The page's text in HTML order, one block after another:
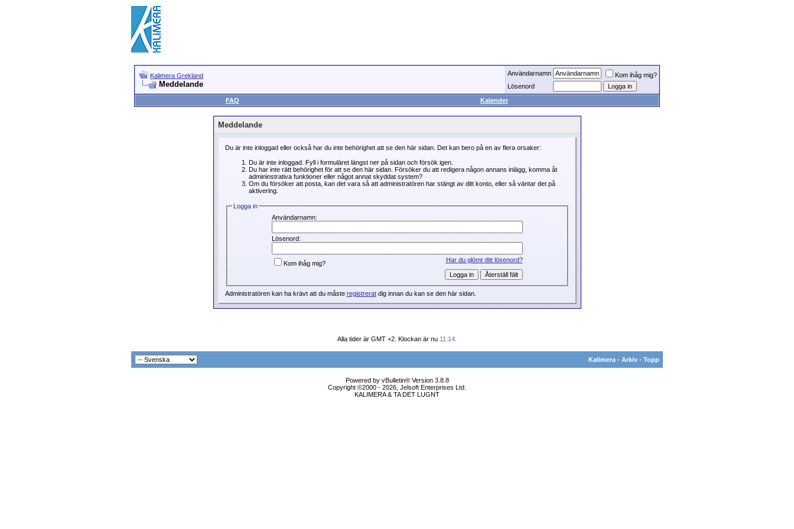
Kalimera Grekland
Meddelande
Användarnamn
Kom ihåg mig?
Lösenord
FAQ
Kalender
Meddelande
Du är inte inloggad eller också har du inte behörighet att se den här sidan. Det kan bero på en av flera orsaker:
Du är inte inloggad. Fyll i formuläret längst ner på sidan och försök igen.
Du har inte rätt behörighet för att se den här sidan. Försöker du att redigera någon annans inlägg, komma åt
admininstrativa funktioner eller något annat skyddat system?
Om du försöker att posta, kan det vara så att administratören har stängt av ditt konto, eller så väntar det på
aktivering.
Logga in
Användarnamn:
Lösenord:
Har du glömt ditt lösenord?
Kom ihåg mig?
Administratören kan ha krävt att du måste registreratdig innan du kan se den här sidan.
Alla tider är GMT +2. Klockan är nu 11:14
Kalimera - Arkiv - Topp
Powered by vBulletin® Version 3.8.8
Copyright ©2000 - 2026, Jelsoft Enterprises Ltd.
KALIMERA & TA DET LUGNT